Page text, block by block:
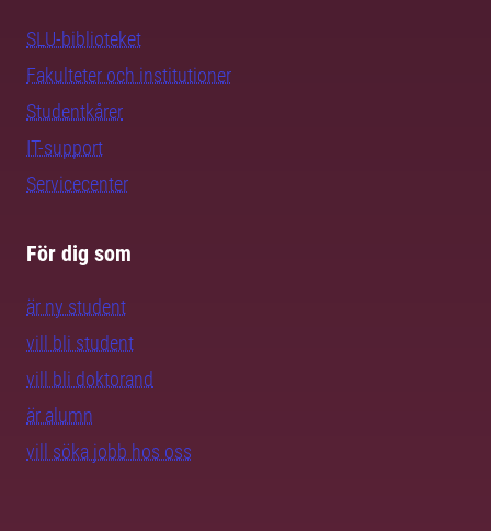
SLU-biblioteket
Fakulteter och institutioner
Studentkårer
IT-support
Servicecenter
För dig som
är ny student
vill bli student
vill bli doktorand
är alumn
vill söka jobb hos oss